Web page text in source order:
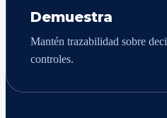
Demuestra
Mantén trazabilidad sobre
controles.